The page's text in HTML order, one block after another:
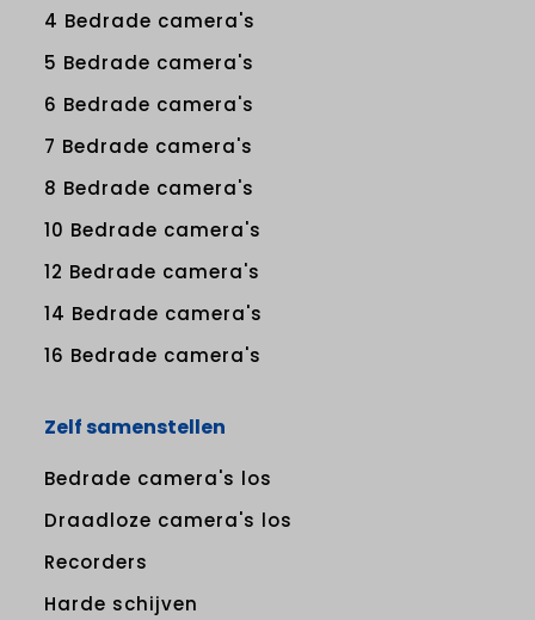
4 Bedrade camera's
5 Bedrade camera's
6 Bedrade camera's
7 Bedrade camera's
8 Bedrade camera's
10 Bedrade camera's
12 Bedrade camera's
14 Bedrade camera's
16 Bedrade camera's
Zelf samenstellen
Bedrade camera's los
Draadloze camera's los
Recorders
Harde schijven